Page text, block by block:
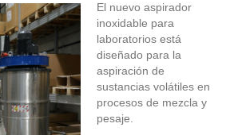
El nuevo aspirador
inoxidable para
laboratorios está
diseñado para la
aspiración de
sustancias volátiles en
procesos de mezcla y
pesaje.